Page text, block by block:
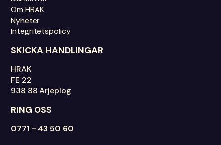
Om HRAK
Nyheter
Integritetspolicy
SKICKA HANDLINGAR
HRAK
FE 22
938 88 Arjeplog
RING OSS
0771 - 43 50 60